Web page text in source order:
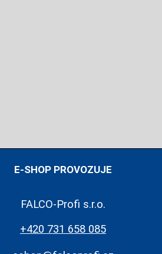
E-SHOP PROVOZUJE
FALCO-Profi s.r.o.
+420 731 658 085